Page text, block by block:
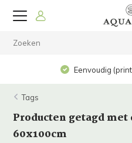
Eenvoudig
Tags
Producten getagd
60x100cm